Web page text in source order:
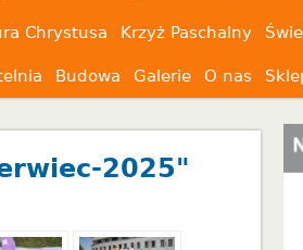
Chrystusa Krzyż Paschalny
Budowa Galerie O nas
2025"